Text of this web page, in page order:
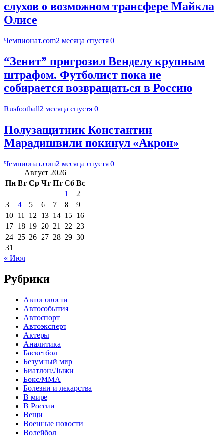
слухов о возможном трансфере Майкла
Олисе
Чемпионат.com2 месяца спустя 0
“Зенит” пригрозил Венделу крупным
штрафом. Футболист пока не
собирается возвращаться в Россию
Rusfootball2 месяца спустя 0
Полузащитник Константин
Марадишвили покинул «Акрон»
Чемпионат.com2 месяца спустя 0
Август 2026
Пн Вт Ср Чт Пт Сб Вс
1
2
3
4 5 6 7 8
9
10 11 12 13 14 15 16
17 18 19 20 21 22 23
24 25 26 27 28 29 30
31
« Июл
Рубрики
Автоновости
Автособытия
Автоспорт
Автоэксперт
Актеры
Аналитика
Баскетбол
Безумный мир
Биатлон/Лыжи
Бокс/MMA
Болезни и лекарства
В мире
В России
Вещи
Военные новости
Волейбол